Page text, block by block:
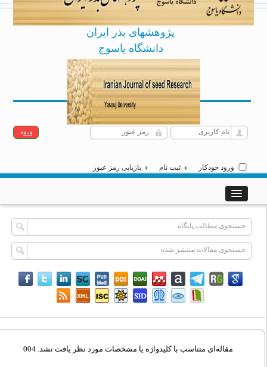
پژوهشهای بذر ایران
دانشگاه یاسوج
|
English
[Archive ]
ورود خودکار ثبت نام بازیابی رمز عبور
مقاله‌ای متناسب با کلیدواژه‌ یا مشخصات مورد نظر یافت نشد. 004